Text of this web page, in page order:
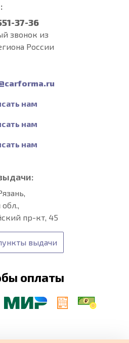
37-36
звонок из
России
нам
нам
нам
обл.,
пр-кт, 45
выдачи
оплаты